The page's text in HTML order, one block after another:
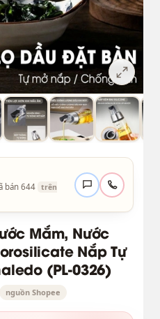
bán 644 trên
Mắm, Nước
Nắp Tự
(PL-0326)
nguồn Shopee